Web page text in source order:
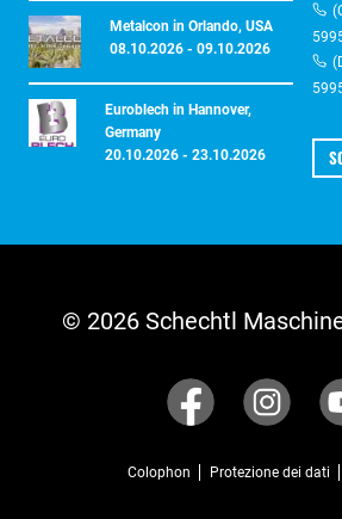
Metalcon in Orlando, USA
08.10.2026 - 09.10.2026
Euroblech in Hannover,
Germany
20.10.2026 - 23.10.2026
© 2026 Schechtl
Colophon Protezione dei dati